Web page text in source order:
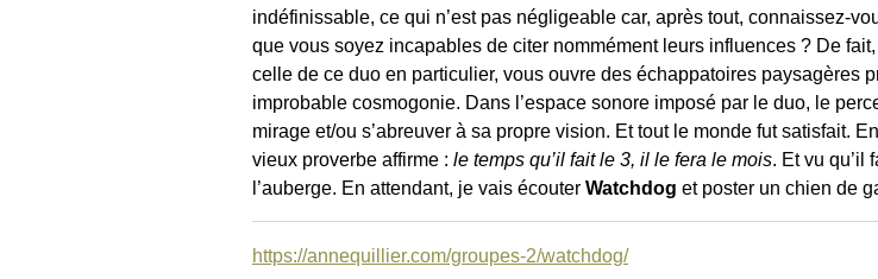
indéfinissable, ce qui n’est pas négligeable car, après tout, connaissez-
que vous soyez incapables de citer nommément leurs influences ? De
celle de ce duo en particulier, vous ouvre des échappatoires paysagères
improbable cosmogonie. Dans l’espace sonore imposé par le duo, le
mirage et/ou s’abreuver à sa propre vision. Et tout le monde fut satisfait.
vieux proverbe affirme : le temps qu’il fait le 3, il le fera le mois. Et vu qu’il
l’auberge. En attendant, je vais écouter Watchdog et poster un chien de
https://annequillier.com/groupes-2/watchdog/